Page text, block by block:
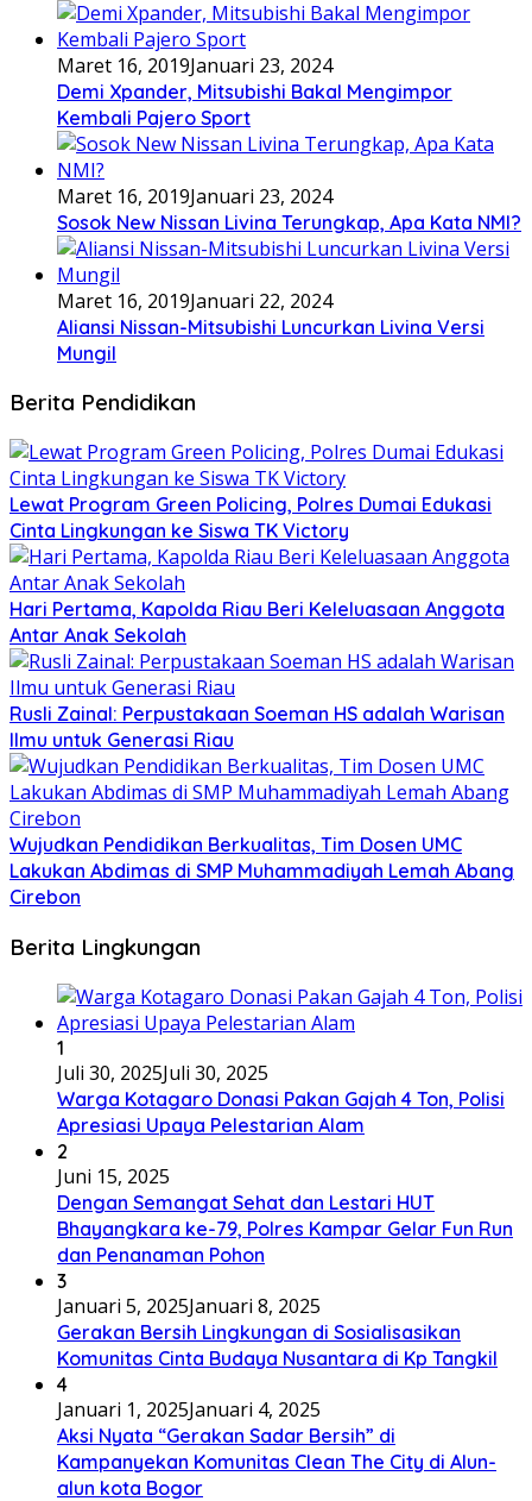
Maret 16, 2019Januari 23, 2024
Demi Xpander, Mitsubishi Bakal Mengimpor
Kembali Pajero Sport
Maret 16, 2019Januari 23, 2024
Sosok New Nissan Livina Terungkap, Apa Kata NMI?
Maret 16, 2019Januari 22, 2024
Aliansi Nissan-Mitsubishi Luncurkan Livina Versi
Mungil
Berita Pendidikan
Lewat Program Green Policing, Polres Dumai Edukasi
Cinta Lingkungan ke Siswa TK Victory
Hari Pertama, Kapolda Riau Beri Keleluasaan Anggota
Antar Anak Sekolah
Rusli Zainal: Perpustakaan Soeman HS adalah Warisan
Ilmu untuk Generasi Riau
Wujudkan Pendidikan Berkualitas, Tim Dosen UMC
Lakukan Abdimas di SMP Muhammadiyah Lemah Abang
Cirebon
Berita Lingkungan
1
Juli 30, 2025Juli 30, 2025
Warga Kotagaro Donasi Pakan Gajah 4 Ton, Polisi
Apresiasi Upaya Pelestarian Alam
2
Juni 15, 2025
Dengan Semangat Sehat dan Lestari HUT
Bhayangkara ke-79, Polres Kampar Gelar Fun Run
dan Penanaman Pohon
3
Januari 5, 2025Januari 8, 2025
Gerakan Bersih Lingkungan di Sosialisasikan
Komunitas Cinta Budaya Nusantara di Kp Tangkil
4
Januari 1, 2025Januari 4, 2025
Aksi Nyata “Gerakan Sadar Bersih” di
Kampanyekan Komunitas Clean The City di Alun-
alun kota Bogor